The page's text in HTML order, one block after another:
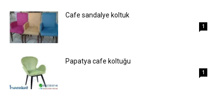
Cafe sandalye koltuk
1
Papatya cafe koltuğu
1